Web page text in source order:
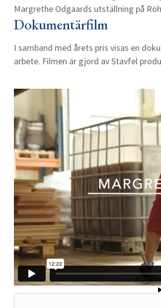
Margrethe Odgaards utställning på
Dokumentärfilm
I samband med årets pris visas en
arbete. Filmen är gjord av Stavfel